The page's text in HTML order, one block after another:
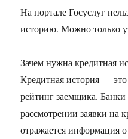
На портале Госуслуг
историю. Можно только
Зачем нужна кредитная
Кредитная история —
рейтинг заемщика.
рассмотрении заявки на
отражается информация